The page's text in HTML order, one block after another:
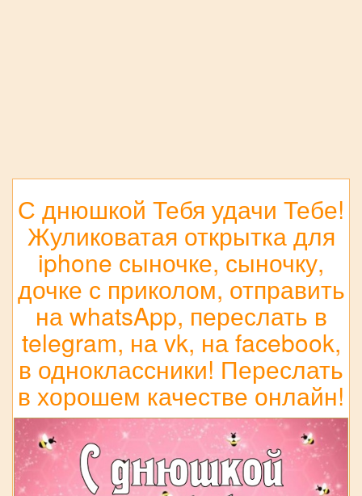
С днюшкой Тебя удачи Тебе!
Жуликоватая открытка для
iphone сыночке, сыночку,
дочке с приколом, отправить
на whatsApp, переслать в
telegram, на vk, на facebook,
в одноклассники! Переслать
в хорошем качестве онлайн!